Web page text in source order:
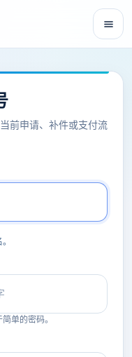
前申请、补件或支付流
单的密码。